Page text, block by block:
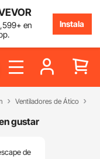
+ en
Instala
Ventiladores de Ático
gustar
de